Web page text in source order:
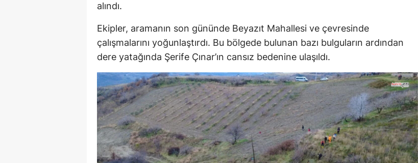
alındı.
Ekipler, aramanın son gününde Beyazıt Mahallesi ve çevresinde
çalışmalarını yoğunlaştırdı. Bu bölgede bulunan bazı bulguların ardından
dere yatağında Şerife Çınar’ın cansız bedenine ulaşıldı.